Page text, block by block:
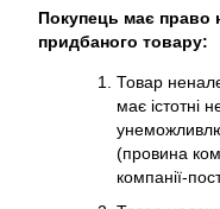
Покупець має право
придбаного товару:
Товар
має істотні
(провина
компанії-